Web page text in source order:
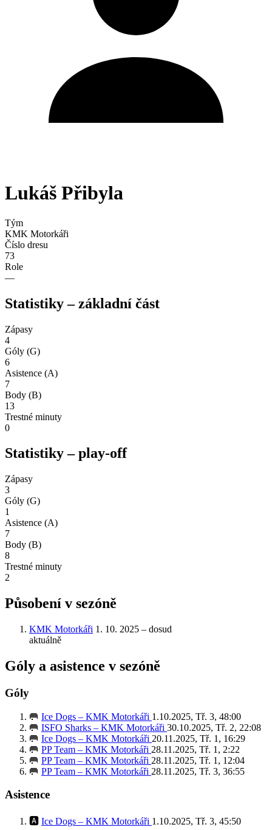
Lukáš Přibyla
Tým
KMK Motorkáři
Číslo dresu
73
Role
—
Statistiky – základní část
Zápasy
4
Góly (G)
6
Asistence (A)
7
Body (B)
13
Trestné minuty
0
Statistiky – play-off
Zápasy
3
Góly (G)
1
Asistence (A)
7
Body (B)
8
Trestné minuty
2
Působení v sezóně
KMK Motorkáři 1. 10. 2025 – dosud
aktuálně
Góly a asistence v sezóně
Góly
🥅 Ice Dogs – KMK Motorkáři 1.10.2025, Tř. 3, 48:00
🥅 ISFO Sharks – KMK Motorkáři 30.10.2025, Tř. 2, 22:08
🥅 Ice Dogs – KMK Motorkáři 20.11.2025, Tř. 1, 16:29
🥅 PP Team – KMK Motorkáři 28.11.2025, Tř. 1, 2:22
🥅 PP Team – KMK Motorkáři 28.11.2025, Tř. 1, 12:04
🥅 PP Team – KMK Motorkáři 28.11.2025, Tř. 3, 36:55
Asistence
🅰️ Ice Dogs – KMK Motorkáři 1.10.2025, Tř. 3, 45:50